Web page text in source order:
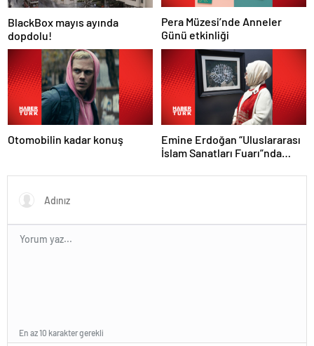
BlackBox mayıs ayında
dopdolu!
Pera Müzesi’nde Anneler
Günü etkinliği
Otomobilin kadar konuş
Emine Erdoğan “Uluslararası
İslam Sanatları Fuarı”nda
En az 10 karakter gerekli